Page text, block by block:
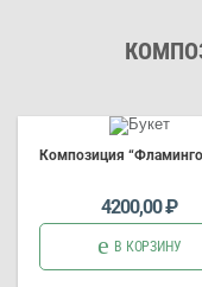
Композиция “Фламинго”
4200,00₽
В КОРЗИНУ